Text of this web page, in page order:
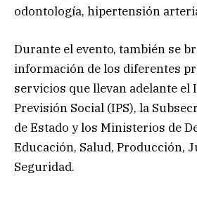
odontología, hipertensión
Durante el evento, también se
información de los diferentes
servicios que llevan adelante el
Previsión Social (IPS), la
de Estado y los Ministerios de
Educación, Salud, Producción,
Seguridad.